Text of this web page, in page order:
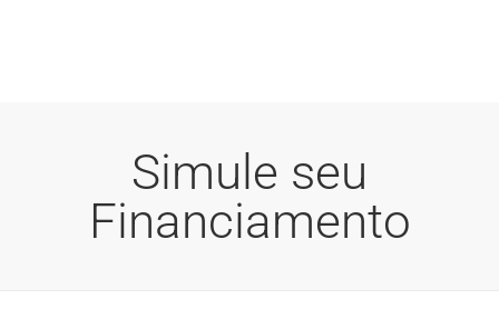
Simule seu
Financiamento